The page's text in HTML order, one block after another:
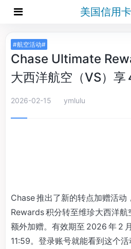
美国信用
#航空活动#
Chase Ultimate
大西洋航空（VS）享
2026-02-15 ymlulu
Chase 推出了新的转点加赠活
Rewards 积分转至维珍大西洋
额外加赠。有效期至 2026 年 2
11:59。登录账号就能看到这个活